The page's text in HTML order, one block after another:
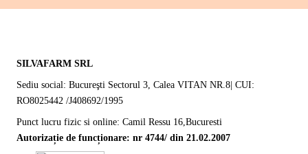
SILVAFARM SRL
Sediu social: Bucureşti Sectorul 3, Calea VITAN NR.8| CUI:
RO8025442 /J408692/1995
Punct lucru fizic si online: Camil Ressu 16,Bucuresti
Autorizație de funcționare: nr 4744/ din 21.02.2007